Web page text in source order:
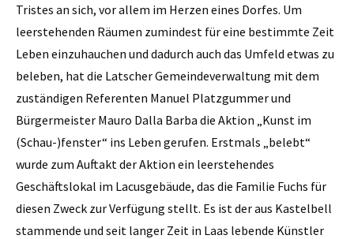
Tristes an sich, vor allem im Herzen eines Dorfes. Um
leerstehenden Räumen zumindest für eine bestimmte Zeit
Leben einzuhauchen und dadurch auch das Umfeld etwas zu
beleben, hat die Latscher Gemeindeverwaltung mit dem
zuständigen Referenten Manuel Platzgummer und
Bürgermeister Mauro Dalla Barba die Aktion „Kunst im
(Schau-)fenster“ ins Leben gerufen. Erstmals „belebt“
wurde zum Auftakt der Aktion ein leerstehendes
Geschäftslokal im Lacusgebäude, das die Familie Fuchs für
diesen Zweck zur Verfügung stellt. Es ist der aus Kastelbell
stammende und seit langer Zeit in Laas lebende Künstler